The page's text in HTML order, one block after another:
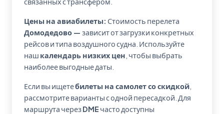
Цены на авиабилеты: Стоимость перелета
Домодедово — зависит от загрузки конкретных
рейсов и типа воздушного судна. Используйте
наш календарь низких цен , чтобы выбрать
наиболее выгодные даты.
Если вы ищетебилеты на самолет со скидкой
рассмотрите варианты с одной пересадкой. Для
маршрута черезDME часто доступны